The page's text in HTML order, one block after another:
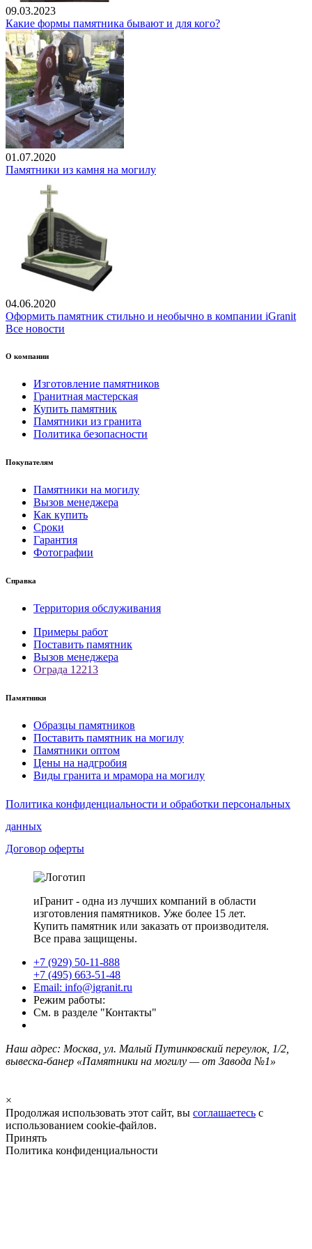
09.03.2023
Какие формы памятника бывают и для кого?
01.07.2020
Памятники из камня на могилу
04.06.2020
Оформить памятник стильно и необычно в компании iGranit
Все новости
О компании
Изготовление памятников
Гранитная мастерская
Купить памятник
Памятники из гранита
Политика безопасности
Покупателям
Памятники на могилу
Вызов менеджера
Как купить
Сроки
Гарантия
Фотографии
Справка
Территория обслуживания
Примеры работ
Поставить памятник
Вызов менеджера
Ограда 12213
Памятники
Образцы памятников
Поставить памятник на могилу
Памятники оптом
Цены на надгробия
Виды гранита и мрамора на могилу
Политика конфиденциальности и обработки персональных
данных
Договор оферты
иГранит - одна из лучших компаний в области
изготовления памятников. Уже более 15 лет.
Купить памятник или заказать от производителя.
Все права защищены.
+7 (929) 50-11-888
+7 (495) 663-51-48
Email: info@igranit.ru
Режим работы:
См. в разделе "Контакты"
Наш адрес: Москва, ул. Малый Путинковский переулок, 1/2,
вывеска-банер «Памятники на могилу — от Завода №1»
×
Продолжая использовать этот сайт, вы соглашаетесь с
использованием cookie-файлов.
Принять
Политика конфиденциальности